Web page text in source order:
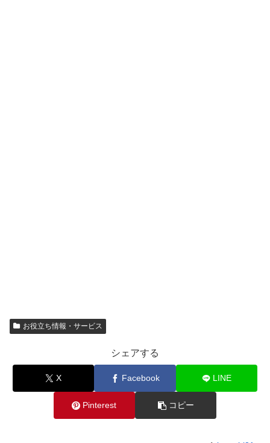
お役立ち情報・サービス
シェアする
X Facebook LINE
Pinterest コピー